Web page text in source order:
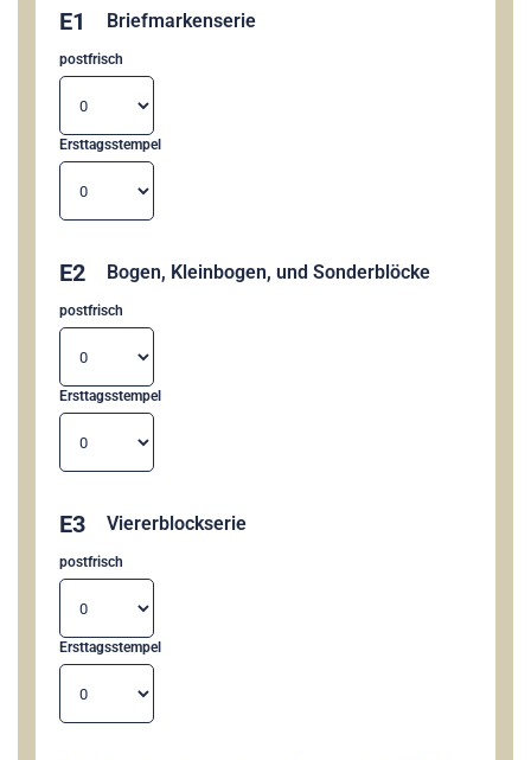
E1 Briefmarkenserie
postfrisch
Ersttagsstempel
E2 Bogen, Kleinbogen, und Sonderblöcke
postfrisch
Ersttagsstempel
E3 Viererblockserie
postfrisch
Ersttagsstempel